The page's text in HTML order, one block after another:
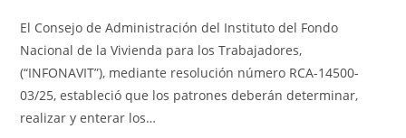
El Consejo de Administración del Instituto del Fondo
Nacional de la Vivienda para los Trabajadores,
(“INFONAVIT”), mediante resolución número RCA-14500-
03/25, estableció que los patrones deberán determinar,
realizar y enterar los…